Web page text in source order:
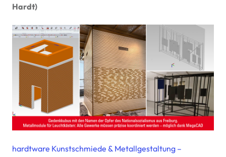
Hardt)
hardtware Kunstschmiede & Metallgestaltung –